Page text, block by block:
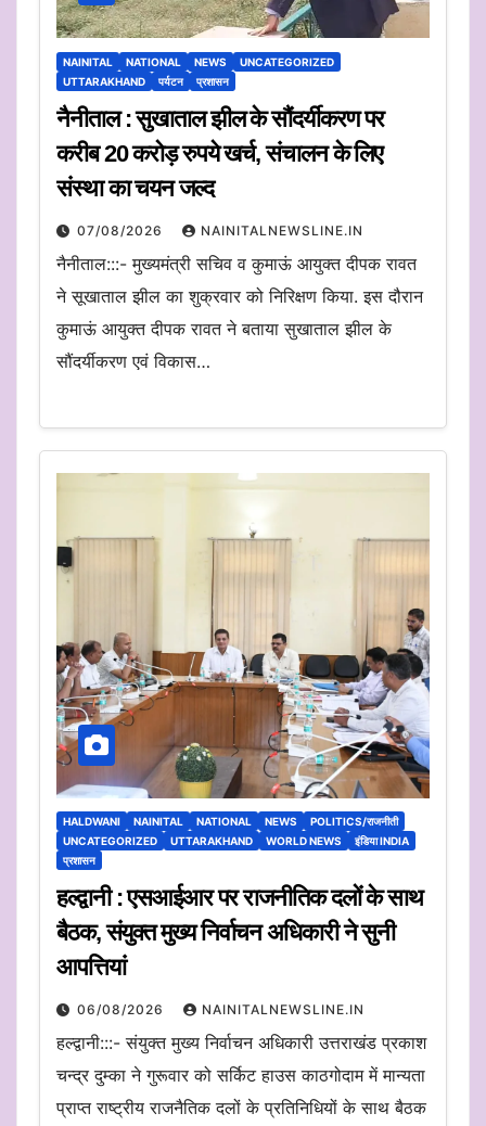
NAINITAL NATIONAL NEWS
UNCATEGORIZED
UTTARAKHAND
पर्यटन प्रशासन
नैनीताल : सुखाताल झील के सौंदर्यीकरण पर
करीब 20 करोड़ रुपये खर्च, संचालन के लिए
संस्था का चयन जल्द
07/08/2026 NAINITALNEWSLINE.IN
नैनीताल:::- मुख्यमंत्री सचिव व कुमाऊं आयुक्त दीपक रावत
ने सूखाताल झील का शुक्रवार को निरिक्षण किया. इस दौरान
कुमाऊं आयुक्त दीपक रावत ने बताया सुखाताल झील के
सौंदर्यीकरण एवं विकास…
HALDWANI NAINITAL NATIONAL NEWS
POLITICS/राजनीती
UNCATEGORIZED
UTTARAKHAND WORLD NEWS
इंडिया INDIA
प्रशासन
हल्द्वानी : एसआईआर पर राजनीतिक दलों के साथ
बैठक, संयुक्त मुख्य निर्वाचन अधिकारी ने सुनी
आपत्तियां
06/08/2026 NAINITALNEWSLINE.IN
हल्द्वानी:::- संयुक्त मुख्य निर्वाचन अधिकारी उत्तराखंड प्रकाश
चन्द्र दुम्का ने गुरूवार को सर्किट हाउस काठगोदाम में मान्यता
प्राप्त राष्ट्रीय राजनैतिक दलों के प्रतिनिधियों के साथ बैठक